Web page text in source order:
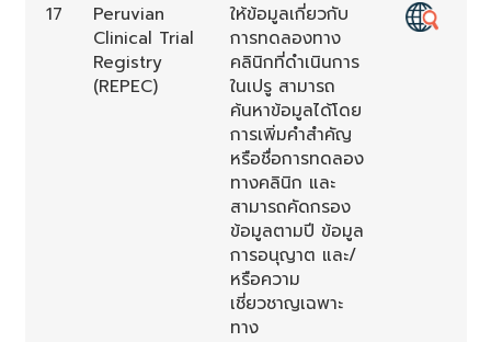
17
Peruvian
Clinical Trial
Registry
(REPEC)
ให้ข้อมูลเกี่ยวกับ
การทดลองทาง
คลินิกที่ดำเนินการ
ในเปรู สามารถ
ค้นหาข้อมูลได้โดย
การเพิ่มคำสำคัญ
หรือชื่อการทดลอง
ทางคลินิก และ
สามารถคัดกรอง
ข้อมูลตามปี ข้อมูล
การอนุญาต และ/
หรือความ
เชี่ยวชาญเฉพาะ
ทาง